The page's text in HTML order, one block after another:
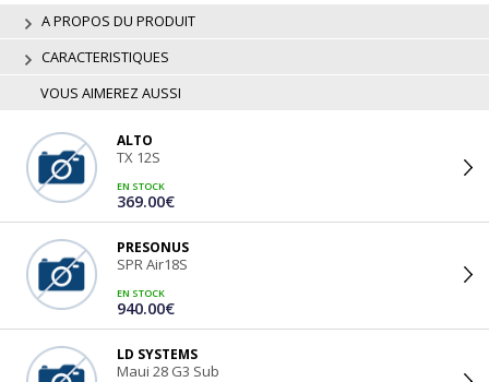
A PROPOS DU PRODUIT
CARACTERISTIQUES
VOUS AIMEREZ AUSSI
ALTO
TX 12S
EN STOCK
369.00€
PRESONUS
SPR Air18S
EN STOCK
940.00€
LD SYSTEMS
Maui 28 G3 Sub